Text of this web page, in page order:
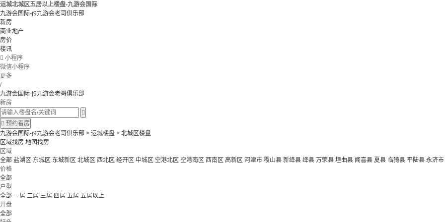
运城北城区五居以上楼盘-九游会国际
九游会国际-j9九游会老哥俱乐部
新房
商业地产
房价
楼讯
 小程序
微信小程序
更多
/
九游会国际-j9九游会老哥俱乐部
新房

 预约看房
九游会国际-j9九游会老哥俱乐部 > 运城楼盘 > 北城区楼盘
区域找房 地图找房
区域
全部 盐湖区 东城区 东城新区 北城区 西北区 经开区 中城区 空港北区 空港南区 西南区 高新区 河津市 稷山县 新绛县 绛县 万荣县 垣曲县 闻喜县 夏县 临猗县 平陆县 永济市
价格
全部
户型
全部 一居 二居 三居 四居 五居 五居以上
开盘
全部